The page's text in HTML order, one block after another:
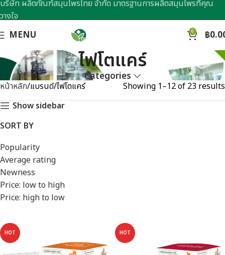
MENU 0 ฿
ไฟโตแคร์
Categories
หน้าหลัก แบรนด์ ไฟโตแคร์
Showing 1–12 of 23 results
Show sidebar
SORT BY
Popularity
Average rating
Newness
Price: low to high
Price: high to low
HOT HOT
บริษัท ผลิตภัณฑ์สมุนไพรไทย จำกัด มาตรฐานการผลิตสมุนไพรที่คุณ
วางใจ